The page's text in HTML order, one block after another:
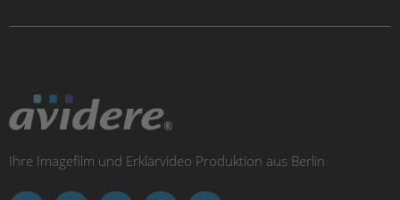
Ihre Imagefilm und Erklärvideo Produktion aus Berlin